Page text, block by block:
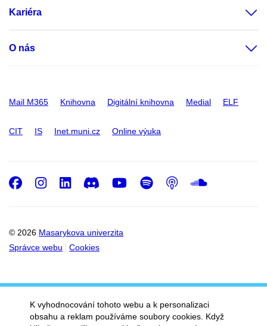
Kariéra
O nás
Mail M365 Knihovna Digitální knihovna Medial ELF
CIT IS Inet.muni.cz Online výuka
© 2026 Masarykova univerzita
Správce webu
Cookies
Facebook
Instagram
LinkedIn
DiscordYoutube
Spotify
Podcast
K vyhodnocování tohoto webu a k personalizaci
obsahu a reklam používáme soubory cookies. Když